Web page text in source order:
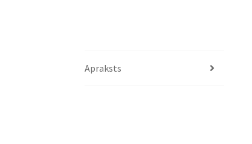
Apraksts